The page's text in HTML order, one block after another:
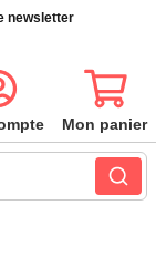
newsletter
Mon panier